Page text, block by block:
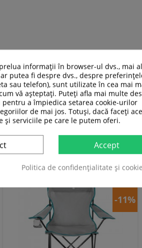
SUPER
-11%
informații în browser-ul dvs., mai
putea fi despre dvs., despre
sau telefon), sunt utilizate în cea mai
vă așteptați. Puteți afla mai multe
a împiedica setarea cookie-urilor
de mai jos. Totuși, dacă faceți
și serviciile pe care le putem oferi.
Accept
Politica de confidențialitate și